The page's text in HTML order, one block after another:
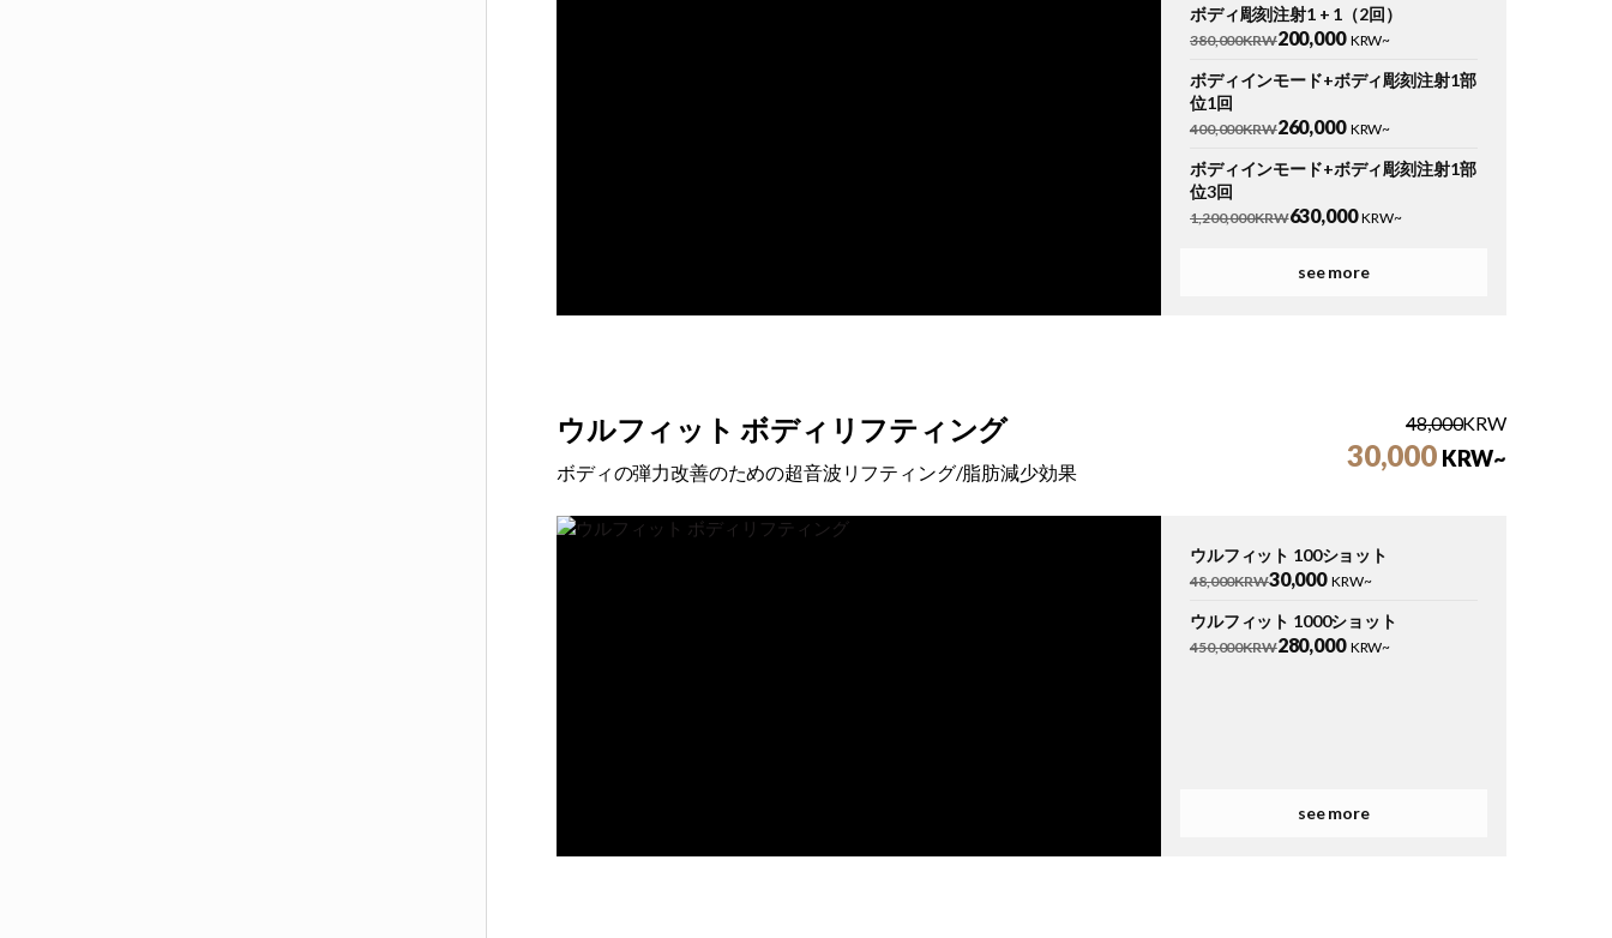
ボディ彫刻注射1 + 1（2回）
380,000KRW200,000 KRW~
ボディインモード+ボディ彫刻注射1部
位1回
400,000KRW260,000 KRW~
ボディインモード+ボディ彫刻注射1部
位3回
1,200,000KRW630,000 KRW~
see more
ウルフィット ボディリフティング
ボディの弾力改善のための超音波リフティング/脂肪減少効果
48,000KRW
30,000 KRW~
ウルフィット 100ショット
48,000KRW30,000 KRW~
ウルフィット 1000ショット
450,000KRW280,000 KRW~
see more